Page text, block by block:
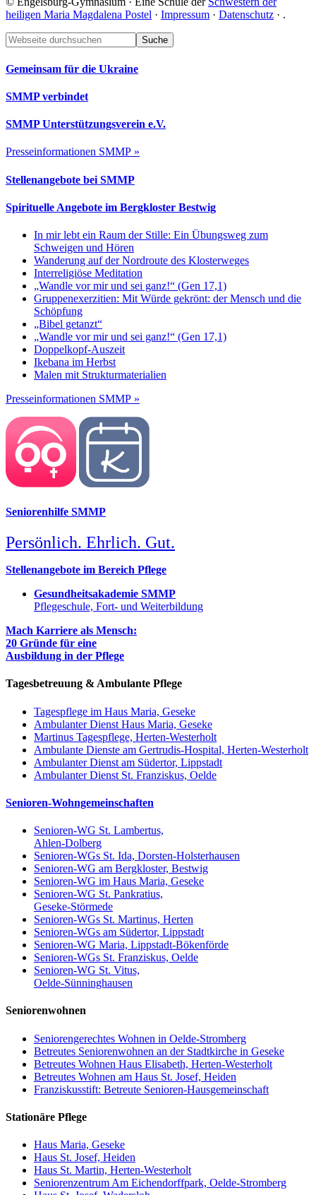
heiligen Maria Magdalena Postel · Impressum · Datenschutz · .
Footer
Webseite
durchsuchen
Gemeinsam für die Ukraine
SMMP verbindet
SMMP Unterstützungsverein e.V.
Presseinformationen SMMP »
Stellenangebote bei SMMP
Spirituelle Angebote im Bergkloster Bestwig
In mir lebt ein Raum der Stille: Ein Übungsweg zum
Schweigen und Hören
Wanderung auf der Nordroute des Klosterweges
Interreligiöse Meditation
„Wandle vor mir und sei ganz!“ (Gen 17,1)
Gruppenexerzitien: Mit Würde gekrönt: der Mensch und die
Schöpfung
„Bibel getanzt“
„Wandle vor mir und sei ganz!“ (Gen 17,1)
Doppelkopf-Auszeit
Ikebana im Herbst
Malen mit Strukturmaterialien
Presseinformationen SMMP »
Seniorenhilfe SMMP
Persönlich. Ehrlich. Gut.
Stellenangebote im Bereich Pflege
Gesundheitsakademie SMMP
Pflegeschule, Fort- und Weiterbildung
Mach Karriere als Mensch:
20 Gründe für eine
Ausbildung in der Pflege
Tagesbetreuung & Ambulante Pflege
Tagespflege im Haus Maria, Geseke
Ambulanter Dienst Haus Maria, Geseke
Martinus Tagespflege, Herten-Westerholt
Ambulante Dienste am Gertrudis-Hospital, Herten-Westerholt
Ambulanter Dienst am Südertor, Lippstadt
Ambulanter Dienst St. Franziskus, Oelde
Senioren-Wohngemeinschaften
Senioren-WG St. Lambertus,
Ahlen-Dolberg
Senioren-WGs St. Ida, Dorsten-Holsterhausen
Senioren-WG am Bergkloster, Bestwig
Senioren-WG im Haus Maria, Geseke
Senioren-WG St. Pankratius,
Geseke-Störmede
Senioren-WGs St. Martinus, Herten
Senioren-WGs am Südertor, Lippstadt
Senioren-WG Maria, Lippstadt-Bökenförde
Senioren-WGs St. Franziskus, Oelde
Senioren-WG St. Vitus,
Oelde-Sünninghausen
Seniorenwohnen
Seniorengerechtes Wohnen in Oelde-Stromberg
Betreutes Seniorenwohnen an der Stadtkirche in Geseke
Betreutes Wohnen Haus Elisabeth, Herten-Westerholt
Betreutes Wohnen am Haus St. Josef, Heiden
Franziskusstift: Betreute Senioren-Hausgemeinschaft
Stationäre Pflege
Haus Maria, Geseke
Haus St. Josef, Heiden
Haus St. Martin, Herten-Westerholt
Seniorenzentrum Am Eichendorffpark, Oelde-Stromberg